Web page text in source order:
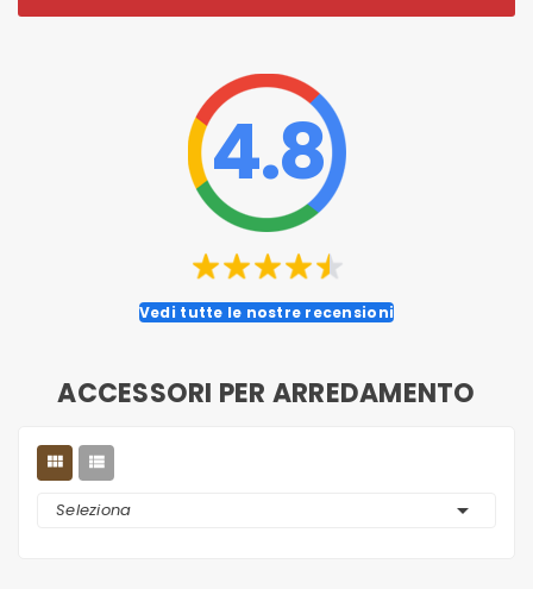
4.8
Vedi tutte le nostre recensioni
ACCESSORI PER ARREDAMENTO
 
Seleziona 